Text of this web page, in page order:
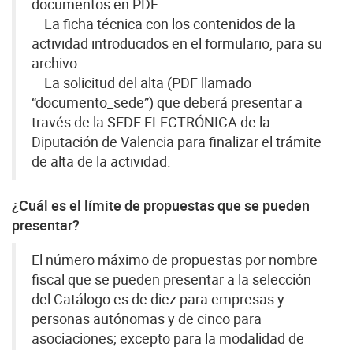
documentos en PDF:
– La ficha técnica con los contenidos de la
actividad introducidos en el formulario, para su
archivo.
– La solicitud del alta (PDF llamado
“documento_sede”) que deberá presentar a
través de la SEDE ELECTRÓNICA de la
Diputación de Valencia para finalizar el trámite
de alta de la actividad.
¿Cuál es el límite de propuestas que se pueden
presentar?
El número máximo de propuestas por nombre
fiscal que se pueden presentar a la selección
del Catálogo es de diez para empresas y
personas autónomas y de cinco para
asociaciones; excepto para la modalidad de